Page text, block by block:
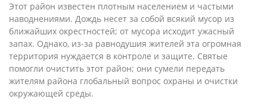
Этот район известен плотным населением и частыми
наводнениями. Дождь несет за собой всякий мусор из
ближайших окрестностей; от мусора исходит ужасный
запах. Однако, из-за равнодушия жителей эта огромная
территория нуждается в контроле и защите. Святые
помогли очистить этот район; они сумели передать
жителям района глобальный вопрос охраны и очистки
окружающей среды.